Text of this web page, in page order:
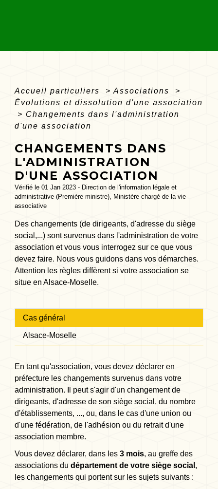
Accueil particuliers > Associations
>
Évolutions et dissolution d'une association
> Changements dans l'administration
d'une association
CHANGEMENTS DANS
L'ADMINISTRATION
D'UNE ASSOCIATION
Vérifié le 01 Jan 2023 - Direction de l'information légale et
administrative (Première ministre), Ministère chargé de la vie
associative
Des changements (de dirigeants, d'adresse du siège
social,...) sont survenus dans l'administration de votre
association et vous vous interrogez sur ce que vous
devez faire. Nous vous guidons dans vos démarches.
Attention les règles diffèrent si votre association se
situe en Alsace-Moselle.
Cas général
Alsace-Moselle
En tant qu'association, vous devez déclarer en
préfecture les changements survenus dans votre
administration. Il peut s'agir d'un changement de
dirigeants, d'adresse de son siège social, du nombre
d'établissements, ..., ou, dans le cas d'une union ou
d'une fédération, de l'adhésion ou du retrait d'une
association membre.
Vous devez déclarer, dans les 3 mois, au greffe des
associations du département de votre siège social ,
les changements qui portent sur les sujets suivants :